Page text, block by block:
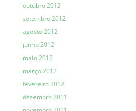
outubro 2012
setembro 2012
agosto 2012
junho 2012
maio 2012
março 2012
fevereiro 2012
dezembro 2011